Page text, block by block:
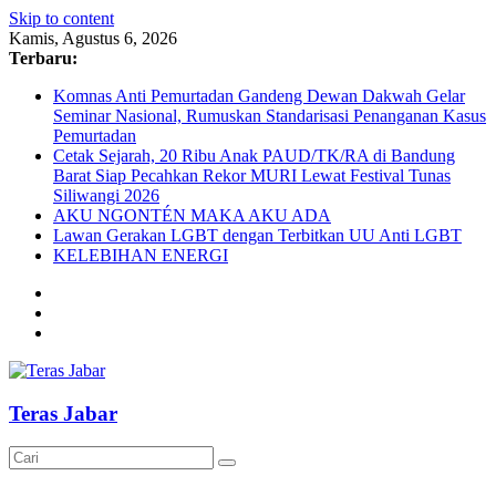
Skip to content
Kamis, Agustus 6, 2026
Terbaru:
Komnas Anti Pemurtadan Gandeng Dewan Dakwah Gelar
Seminar Nasional, Rumuskan Standarisasi Penanganan Kasus
Pemurtadan
Cetak Sejarah, 20 Ribu Anak PAUD/TK/RA di Bandung
Barat Siap Pecahkan Rekor MURI Lewat Festival Tunas
Siliwangi 2026
AKU NGONTÉN MAKA AKU ADA
Lawan Gerakan LGBT dengan Terbitkan UU Anti LGBT
KELEBIHAN ENERGI
Teras Jabar